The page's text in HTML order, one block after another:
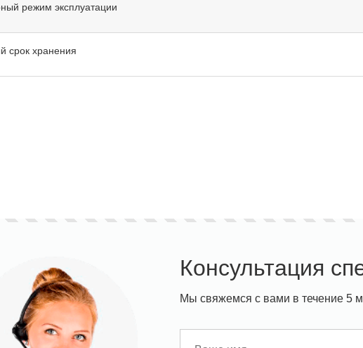
режим эксплуатации
срок хранения
Консультация
Мы свяжемся с вами в течение 5